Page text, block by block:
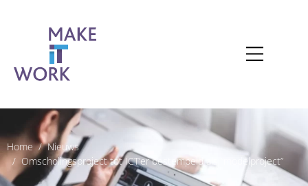
Home
Nieuws
Omscholingsproject tot ICT’er bestempeld als “modelproject”